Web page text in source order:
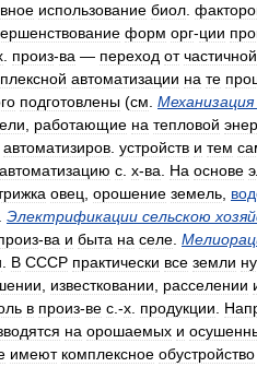
использование биол
форм орг-ции
произ-ва — переход от частичной
автоматизации на те
подготовлены (см Механизация
работающие на тепловой
автоматизиров устройств и тем
автоматизацию с х-ва На основе
овец орошение земель
Электрификации сельскою
-ва и быта на селе
В СССР практически все земли
известковании расселении
в произ-ве с .-х продукции
на орошаемых и
имеют комплексное обустройство